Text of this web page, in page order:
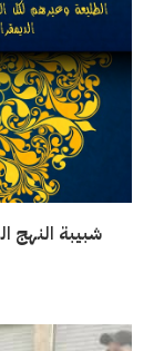
شبيبة النهج